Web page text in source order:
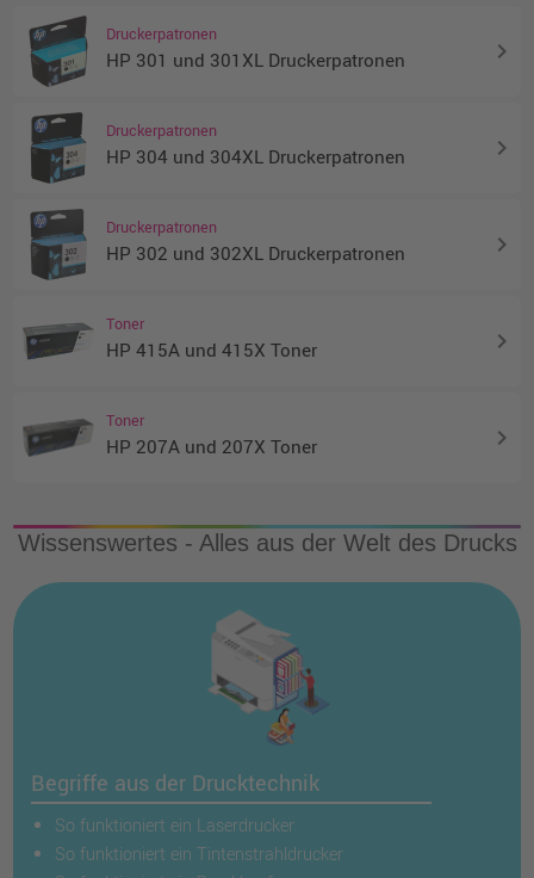
Druckerpatronen
HP 301 und 301XL Druckerpatronen keyboard_arrow_right
Druckerpatronen
HP 304 und 304XL Druckerpatronen keyboard_arrow_right
Druckerpatronen
HP 302 und 302XL Druckerpatronen keyboard_arrow_right
Toner
HP 415A und 415X Toner keyboard_arrow_right
Toner
HP 207A und 207X Toner keyboard_arrow_right
Wissenswertes - Alles aus der Welt des Drucks
Begriffe aus der Drucktechnik
So funktioniert ein Laserdrucker
So funktioniert ein Tintenstrahldrucker